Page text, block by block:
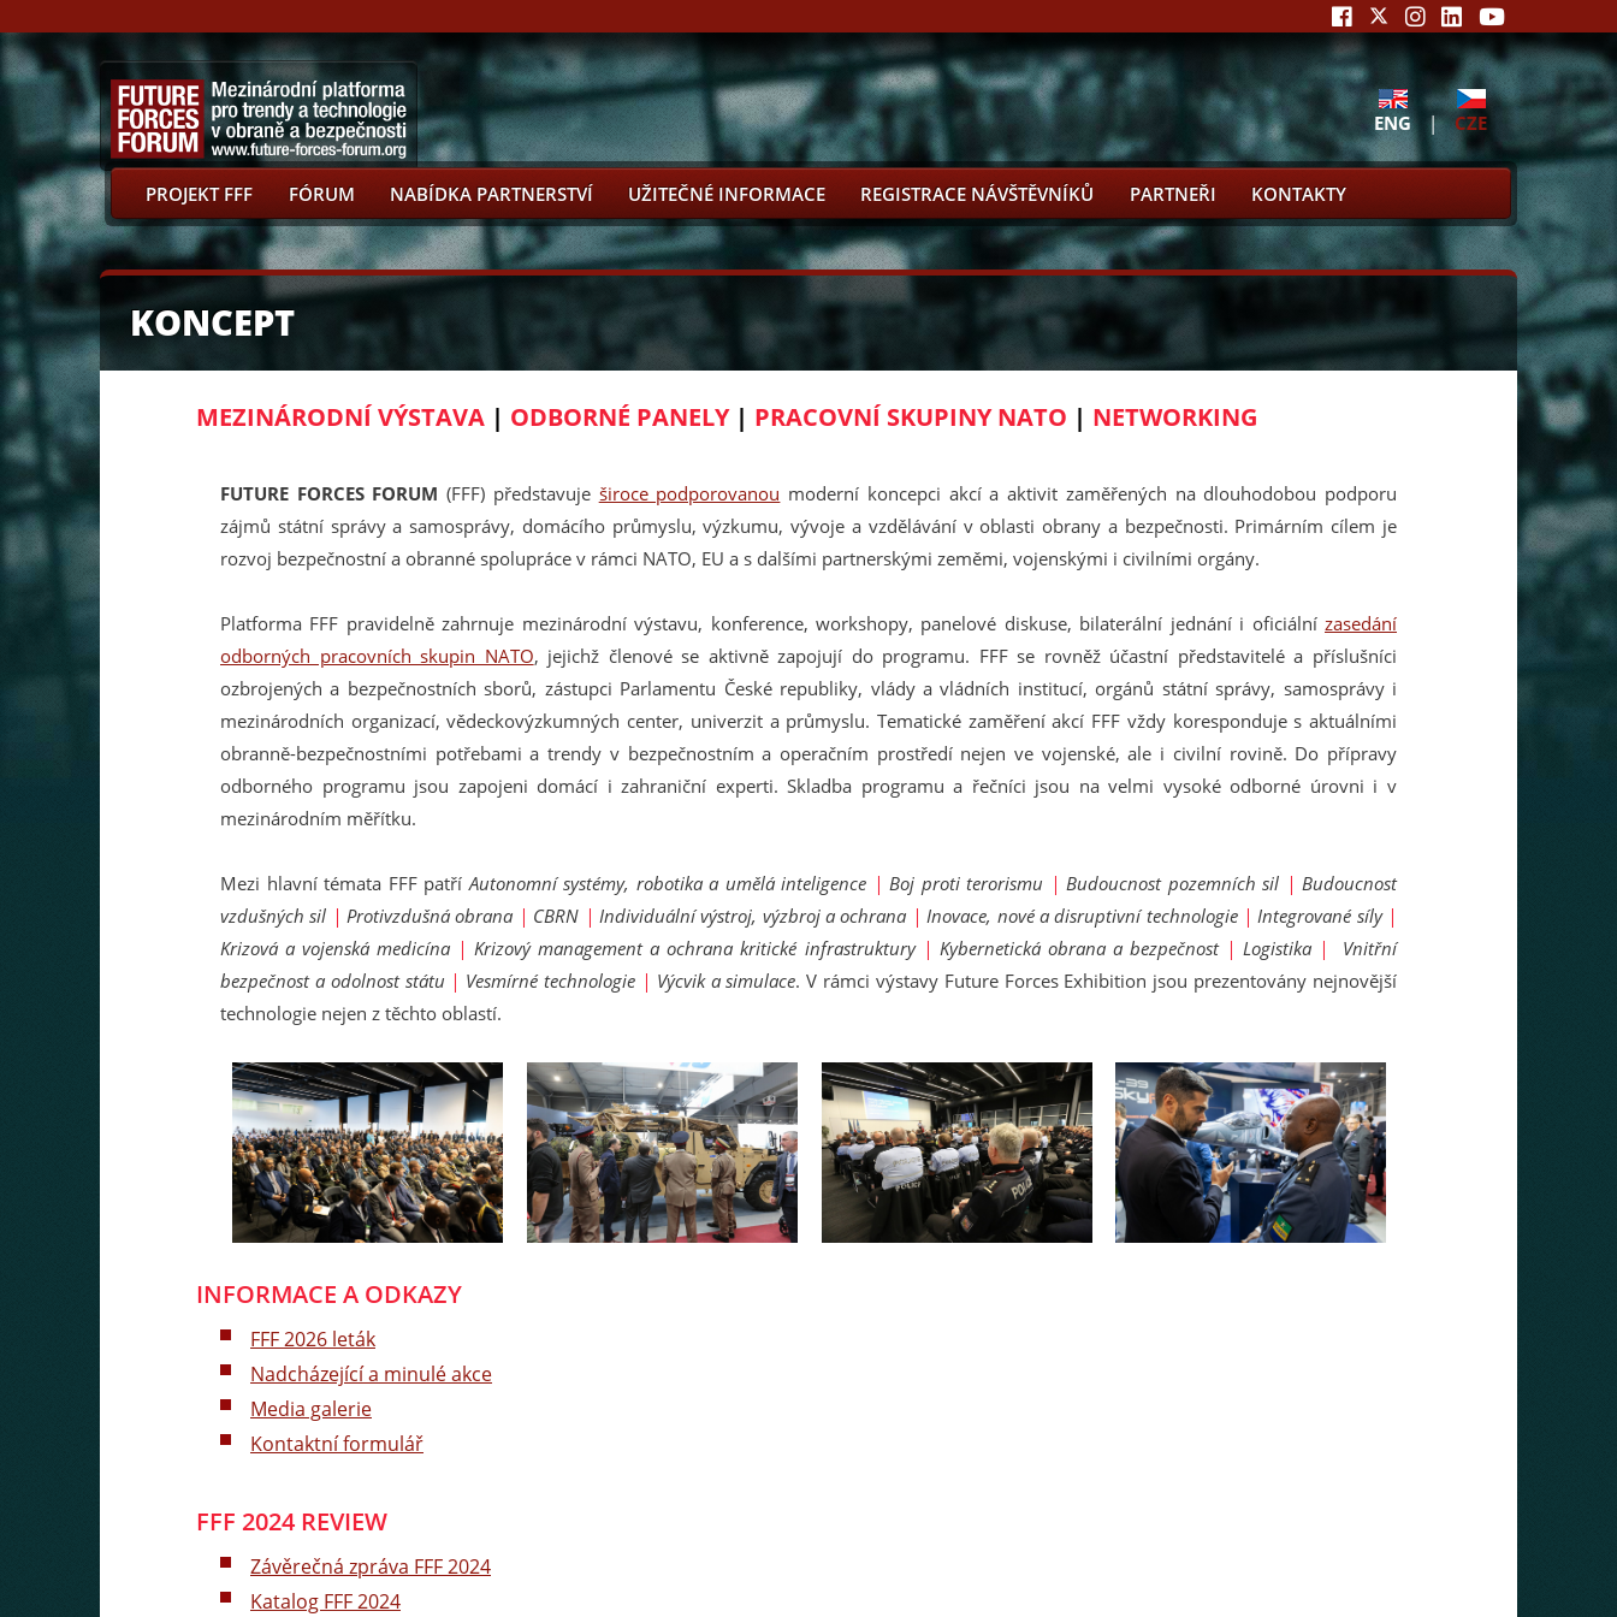
ENG | CZE
PROJEKT FFF FÓRUM NABÍDKA PARTNERSTVÍ UŽITEČNÉ INFORMACE REGISTRACE NÁVŠTĚVNÍKŮ PARTNEŘI KONTAKTY
KONCEPT
MEZINÁRODNÍ VÝSTAVA | ODBORNÉ PANELY | PRACOVNÍ SKUPINY NATO | NETWORKING
FUTURE FORCES FORUM (FFF) představuje široce podporovanou moderní koncepci akcí a aktivit zaměřených na dlouhodobou podporu
zájmů státní správy a samosprávy, domácího průmyslu, výzkumu, vývoje a vzdělávání v oblasti obrany a bezpečnosti. Primárním cílem je
rozvoj bezpečnostní a obranné spolupráce v rámci NATO, EU a s dalšími partnerskými zeměmi, vojenskými i civilními orgány.
Platforma FFF pravidelně zahrnuje mezinárodní výstavu, konference, workshopy, panelové diskuse, bilaterální jednání i oficiální zasedání
odborných pracovních skupin NATO, jejichž členové se aktivně zapojují do programu. FFF se rovněž účastní představitelé a příslušníci
ozbrojených a bezpečnostních sborů, zástupci Parlamentu České republiky, vlády a vládních institucí, orgánů státní správy, samosprávy i
mezinárodních organizací, vědeckovýzkumných center, univerzit a průmyslu. Tematické zaměření akcí FFF vždy koresponduje s aktuálními
obranně-bezpečnostními potřebami a trendy v bezpečnostním a operačním prostředí nejen ve vojenské, ale i civilní rovině. Do přípravy
odborného programu jsou zapojeni domácí i zahraniční experti. Skladba programu a řečníci jsou na velmi vysoké odborné úrovni i v
mezinárodním měřítku.
Mezi hlavní témata FFF patříAutonomní systémy, robotika a umělá inteligence | Boj proti terorismu | Budoucnost pozemních sil | Budoucnost
vzdušných sil |Protivzdušná obrana | CBRN | Individuální výstroj, výzbroj a ochrana |Inovace, nové a disruptivní technologie |Integrované síly |
Krizová a vojenská medicína |Krizový management a ochrana kritické infrastruktury | Kybernetická obrana a bezpečnost | Logistika |
Vnitřní
bezpečnost a odolnost státu | Vesmírné technologie | Výcvik a simulace. V rámci výstavy Future Forces Exhibition jsou prezentovány nejnovější
technologie nejen z těchto oblastí.
INFORMACE A ODKAZY
FFF 2026 leták
Nadcházející a minulé akce
Media galerie
Kontaktní formulář
FFF 2024 REVIEW
Závěrečná zpráva FFF 2024
Katalog FFF 2024